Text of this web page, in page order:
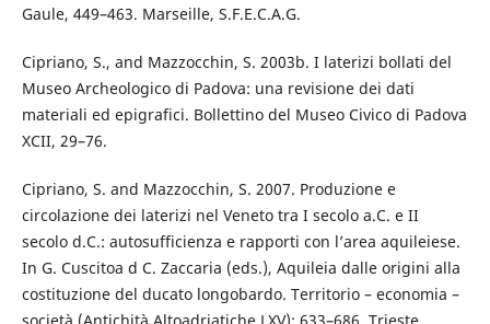
Gaule, 449–463. Marseille, S.F.E.C.A.G.
Cipriano, S., and Mazzocchin, S. 2003b. I laterizi bollati del
Museo Archeologico di Padova: una revisione dei dati
materiali ed epigrafici. Bollettino del Museo Civico di Padova
XCII, 29–76.
Cipriano, S. and Mazzocchin, S. 2007. Produzione e
circolazione dei laterizi nel Veneto tra I secolo a.C. e II
secolo d.C.: autosufficienza e rapporti con l’area aquileiese.
In G. Cuscitoa d C. Zaccaria (eds.), Aquileia dalle origini alla
costituzione del ducato longobardo. Territorio – economia –